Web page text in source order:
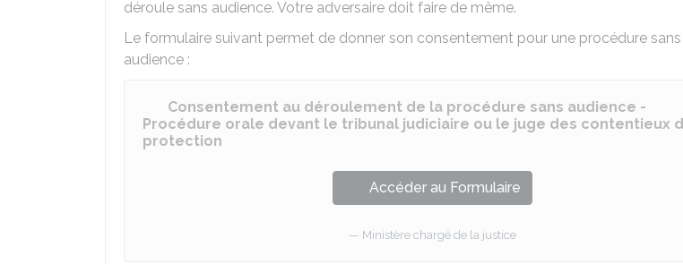
déroule sans audience. Votre adversaire doit faire de même.
Le formulaire suivant permet de donner son consentement pour une procédure sans
audience :
Consentement au déroulement de la procédure sans audience -
Procédure orale devant le tribunal judiciaire ou le juge des contentieux
protection
Accéder au Formulaire
Ministère chargé de la justice